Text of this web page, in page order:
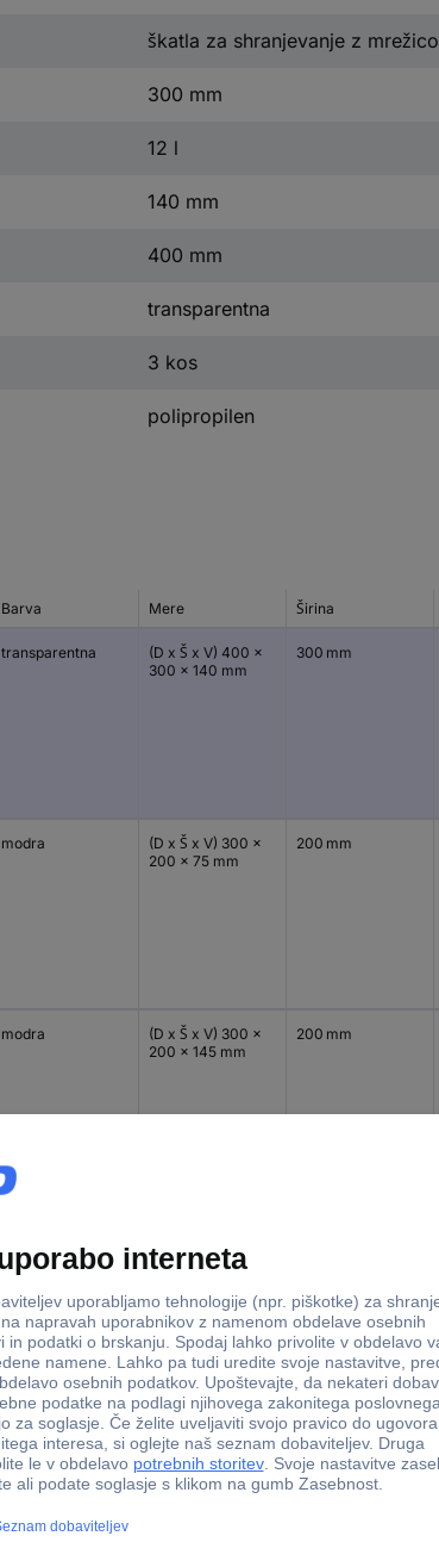
škatla za shranjevanje z mrežico
300 mm
12 l
140 mm
400 mm
transparentna
3 kos
polipropilen
Barva Mere Širina
transparentna
(D x Š x V) 400 x
300 x 140 mm
300 mm
modra
(D x Š x V) 300 x
200 x 75 mm
200 mm
modra
(D x Š x V) 300 x
200 x 145 mm
200 mm
rdeča
(D x Š x V) 300 x
200 x 145 mm
200 mm